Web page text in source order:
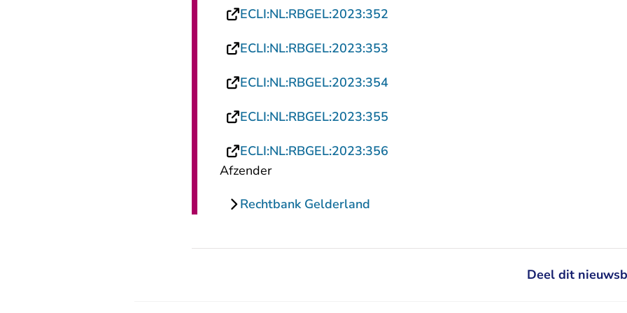
ECLI:NL:RBGEL:2023:352
ECLI:NL:RBGEL:2023:353
ECLI:NL:RBGEL:2023:354- U verlaat Rechtspraak.nl
ECLI:NL:RBGEL:2023:355
ECLI:NL:RBGEL:2023:356
Afzender
Rechtbank Gelderland
Deel dit